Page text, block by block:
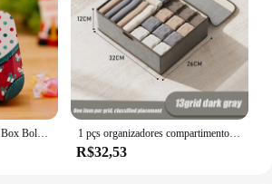
Decoração de Natal Metal Box Bolsa Shape Tin Jar Estojo de armazenamento de jóias Kids Gift Can Decors Xmas Party, 2022 1 pçs organizadores compartimentos de armazenamento de tecido tipo gaveta caixa de armazenamento três em um organizador de guarda-roupa roupas meias dobráveis casa
R$32,53